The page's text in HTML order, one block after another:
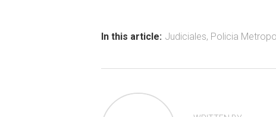
ok p
tir
In this article: Judiciales, Policia